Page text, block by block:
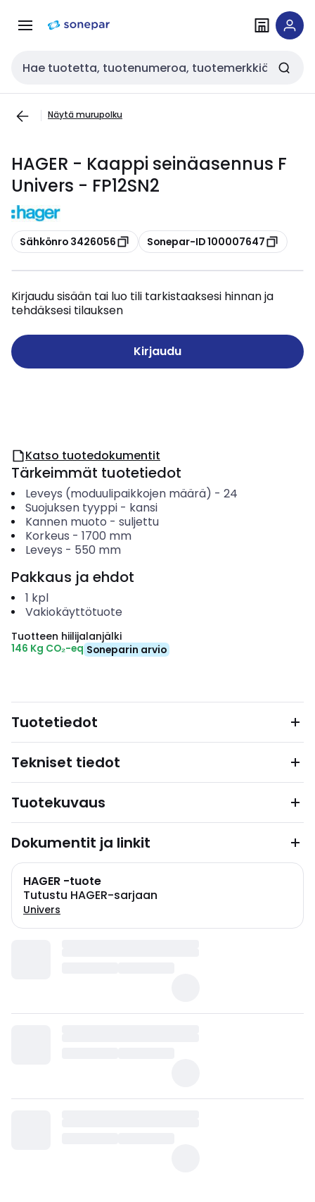
navigointiinsisältöön
Haku
Näytä murupolku
HAGER - Kaappi seinäasennus F
Univers - FP12SN2
Kopioi
Sähkönro 3426056 Kopioi
Sonepar-ID 100007647
Kirjaudu sisään tai luo tili tarkistaaksesi hinnan ja
tehdäksesi tilauksen
Kirjaudu
Katso tuotedokumentit
Tärkeimmät tuotetiedot
Leveys (moduulipaikkojen määrä) - 24
Suojuksen tyyppi- kansi
Kannen muoto - suljettu
Korkeus - 1700 mm
Leveys - 550 mm
Pakkaus ja ehdot
1 kpl
Vakiokäyttötuote
Tuotteen hiilijalanjälki
146 Kg CO₂-eq Soneparin arvio
Tuotetiedot
Tekniset tiedot
Tuotekuvaus
Dokumentit ja linkit
HAGER -tuote
Tutustu HAGER-sarjaan
Univers